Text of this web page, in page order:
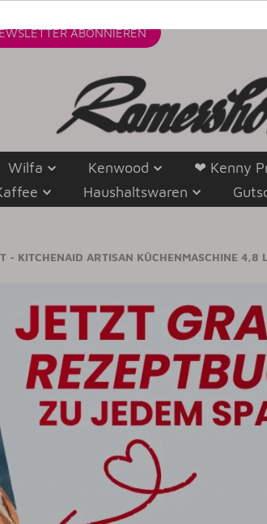
ABONNIEREN
Wilfa Kenwood
❤ Kenny
Haushaltswaren
- KITCHENAID ARTISAN KÜCHENMASCHINE 4,8